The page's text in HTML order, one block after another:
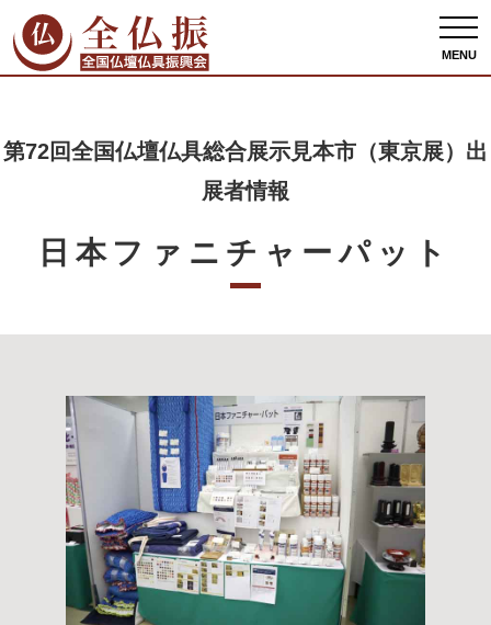
MENU
全仏振ホーム 出展者情報
第72回全国仏壇仏具総合展示見本市（東京展）出展者
情報
日本ファニチャーパット
第72回全国仏壇仏具総合展示見本市（東京展）出
展者情報
日本ファニチャーパット